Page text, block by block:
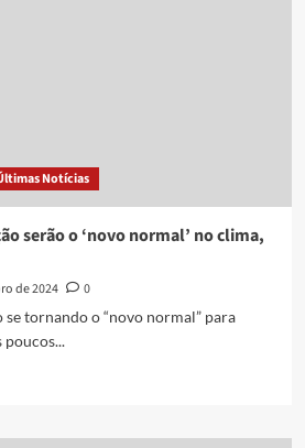
Notícias
serão o ‘novo normal’ no clima,
de 2024
0
se tornando o “novo normal” para
poucos...